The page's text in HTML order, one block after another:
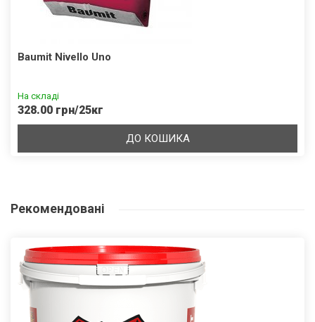
Baumit Nivello Uno
На складі
328.00 грн/25кг
ДО КОШИКА
Рекомендовані